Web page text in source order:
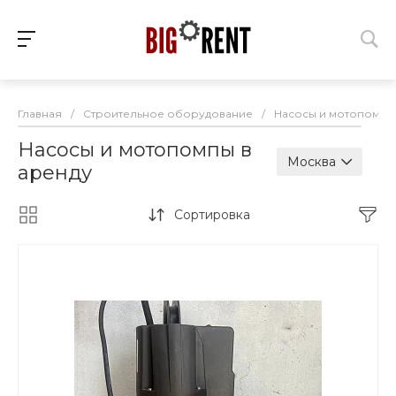
Главная / Строительное оборудование / Насосы и мотопомпы
Насосы и мотопомпы в
аренду
Москва
Сортировка